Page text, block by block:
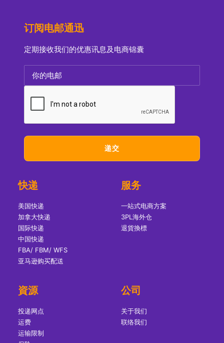
订阅电邮通迅
定期接收我们的优惠讯息及电商锦囊
快递
美国快递
加拿大快递
国际快递
中国快递
FBA/ FBM/ WFS
亚马逊购买配送
服务
一站式电商方案
3PL海外仓
退貨換標
資源
投递网点
运费
运输限制
公司
关于我们
联络我们